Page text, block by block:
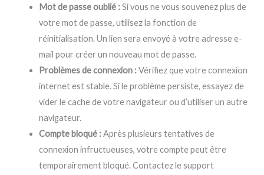
Mot de passe oublié :Si vous ne vous souvenez plus de
votre mot de passe, utilisez la fonction de
réinitialisation. Un lien sera envoyé à votre adresse e-
mail pour créer un nouveau mot de passe.
Problèmes de connexion :Vérifiez que votre connexion
internet est stable. Si le problème persiste, essayez de
vider le cache de votre navigateur ou d’utiliser un autre
navigateur.
Compte bloqué :Après plusieurs tentatives de
connexion infructueuses, votre compte peut être
temporairement bloqué. Contactez le support